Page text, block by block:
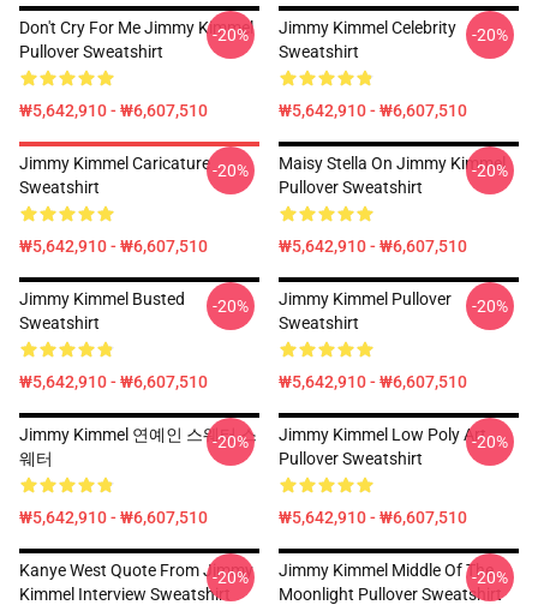
Don't Cry For Me Jimmy Kimmel
Pullover Sweatshirt
₩5,642,910 - ₩6,607,510
-20%
Jimmy Kimmel Celebrity
Sweatshirt
₩5,642,910 - ₩6,607,510
-20%
Jimmy Kimmel Caricature
Sweatshirt
₩5,642,910 - ₩6,607,510
-20%
Maisy Stella On Jimmy Kimmel
Pullover Sweatshirt
₩5,642,910 - ₩6,607,510
-20%
Jimmy Kimmel Busted
Sweatshirt
₩5,642,910 - ₩6,607,510
-20%
Jimmy Kimmel Pullover
Sweatshirt
₩5,642,910 - ₩6,607,510
-20%
Jimmy Kimmel 연예인 스웨터 스
웨터
₩5,642,910 - ₩6,607,510
-20%
Jimmy Kimmel Low Poly Art
Pullover Sweatshirt
₩5,642,910 - ₩6,607,510
-20%
Kanye West Quote From Jimmy
Kimmel Interview Sweatshirt
-20%
Jimmy Kimmel Middle Of The
Moonlight Pullover Sweatshirt
-20%